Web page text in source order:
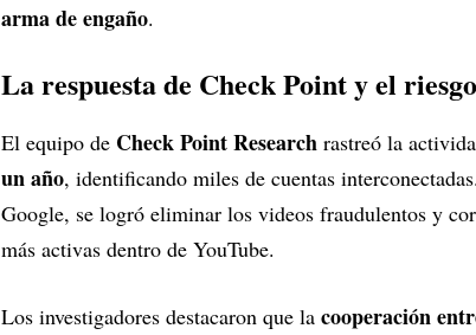
arma de engaño.
La respuesta de Check Point y el
El equipo de Check Point Research rastreó la
un año, identificando miles de cuentas
Google, se logró eliminar los videos fraudulentos y
más activas dentro de YouTube.
Los investigadores destacaron que la cooperación